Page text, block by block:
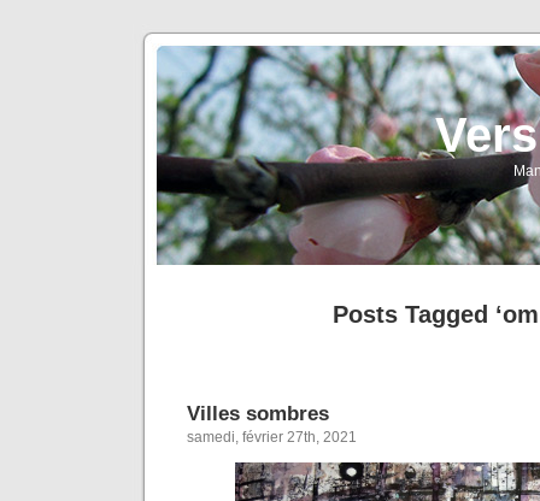
Posts Tagged
Villes sombres
samedi, février 27th, 2021